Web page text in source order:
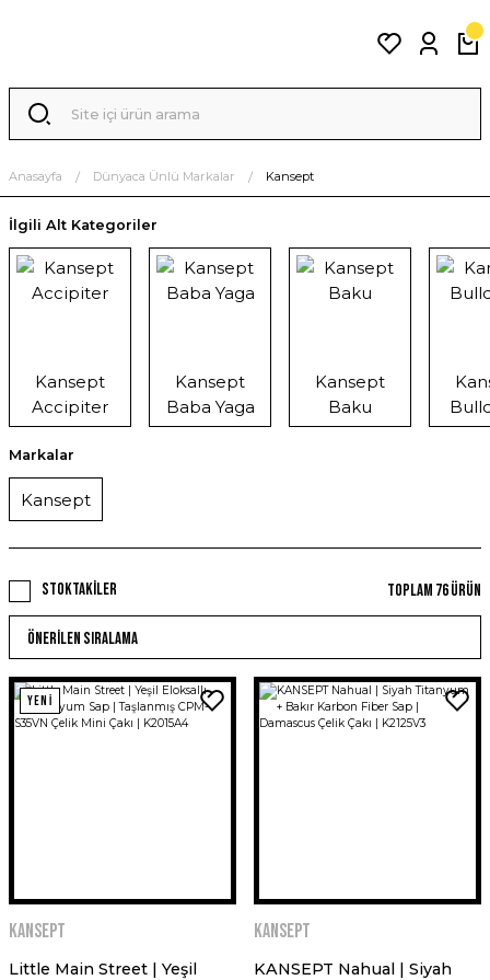
Anasayfa Dünyaca Ünlü Markalar Kansept
İlgili Alt Kategoriler
Kansept
Accipiter
Kansept
Baba Yaga
Kansept
Baku
Markalar
Kansept
Stoktakiler Toplam 76 ürün
YENİ
Kansept
Little Main Street | Yeşil
Kansept
KANSEPT Nahual | Siyah